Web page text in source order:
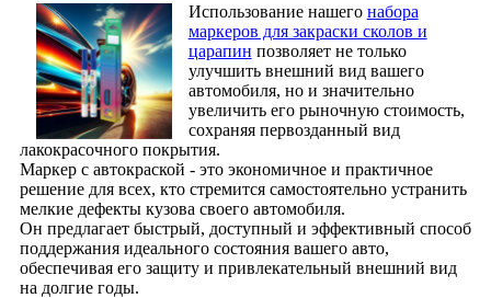
Использование нашего набора
маркеров для закраски сколов и
царапин позволяет не только
улучшить внешний вид вашего
автомобиля, но и значительно
увеличить его рыночную стоимость,
сохраняя первозданный вид
лакокрасочного покрытия.
Маркер с автокраской - это экономичное и практичное
решение для всех, кто стремится самостоятельно устранить
мелкие дефекты кузова своего автомобиля.
Он предлагает быстрый, доступный и эффективный способ
поддержания идеального состояния вашего авто,
обеспечивая его защиту и привлекательный внешний вид
на долгие годы.